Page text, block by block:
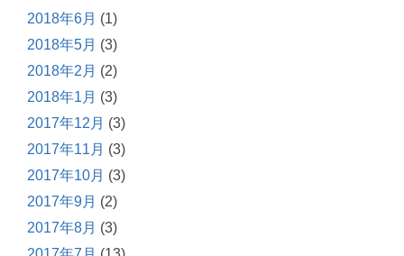
2018年6月 (1)
2018年5月 (3)
2018年2月 (2)
2018年1月 (3)
2017年12月 (3)
2017年11月 (3)
2017年10月 (3)
2017年9月 (2)
2017年8月 (3)